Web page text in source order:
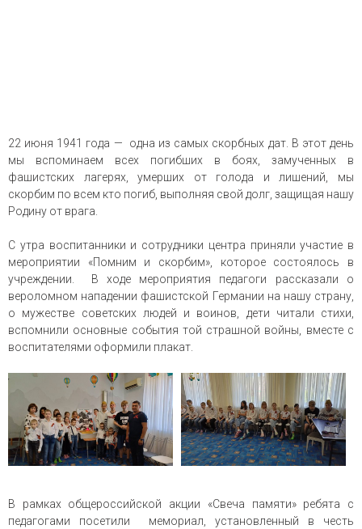
22 июня 1941 года — одна из самых скорбных дат. В этот день
мы вспоминаем всех погибших в боях, замученных в
фашистских лагерях, умерших от голода и лишений, мы
скорбим по всем кто погиб, выполняя свой долг, защищая нашу
Родину от врага.
С утра воспитанники и сотрудники центра приняли участие в
мероприятии «Помним и скорбим», которое состоялось в
учреждении. В ходе мероприятия педагоги рассказали о
вероломном нападении фашистской Германии на нашу страну,
о мужестве советских людей и воинов, дети читали стихи,
вспомнили основные события той страшной войны, вместе с
воспитателями оформили плакат.
В рамках общероссийской акции «Свеча памяти» ребята с
педагогами посетили мемориал, установленный в честь